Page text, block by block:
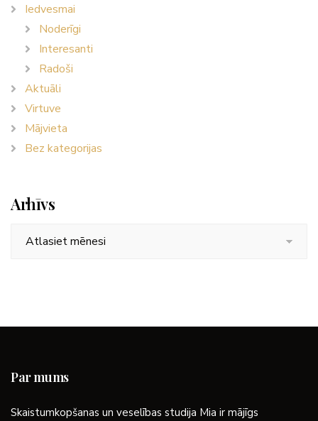
Iedvesmai
Noderīgi
Interesanti
Radoši
Aktuāli
Virtuve
Mājvieta
Bez kategorijas
Arhīvs
Par mums
Skaistumkopšanas un veselības studija Mia ir mājīgs